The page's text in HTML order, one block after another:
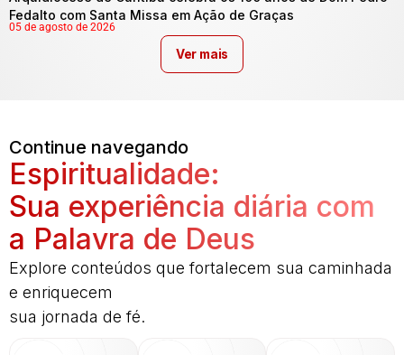
Fedalto com Santa Missa em Ação de Graças
05 de agosto de 2026
Ver mais
Continue navegando
Espiritualidade:
Sua experiência diária com
a Palavra de Deus
Explore conteúdos que fortalecem sua caminhada
e enriquecem
sua jornada de fé.